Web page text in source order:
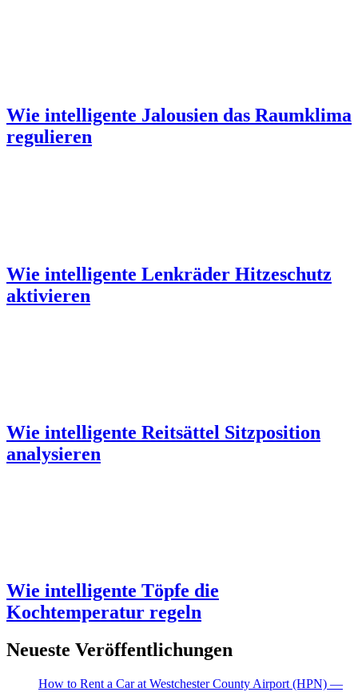
Wie intelligente Jalousien das Raumklima
regulieren
Wie intelligente Lenkräder Hitzeschutz
aktivieren
Wie intelligente Reitsättel Sitzposition
analysieren
Wie intelligente Töpfe die
Kochtemperatur regeln
Neueste Veröffentlichungen
How to Rent a Car at Westchester County Airport (HPN) —